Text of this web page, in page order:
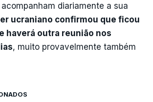
diariamente a sua
ucraniano confirmou que ficou
haverá outra reunião nos
, muito provavelmente também